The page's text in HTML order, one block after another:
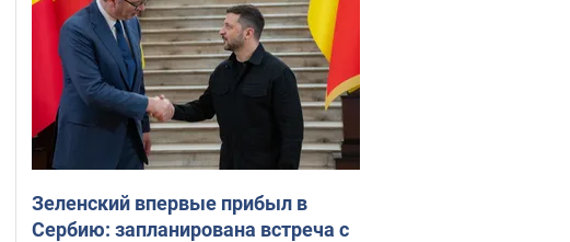
Зеленский впервые прибыл в
Сербию: запланирована встреча с